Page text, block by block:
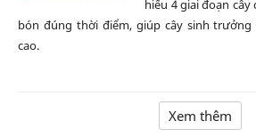
hiểu 4 giai đoạn cây
bón đúng thời điểm, giúp cây sinh
cao.
Xem thêm